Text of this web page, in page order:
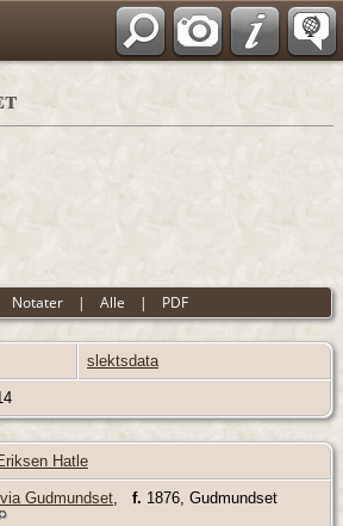
Notater |Alle | PDF
slektsdata
Hatle
Gudmundset f. 1876, Gudmundset